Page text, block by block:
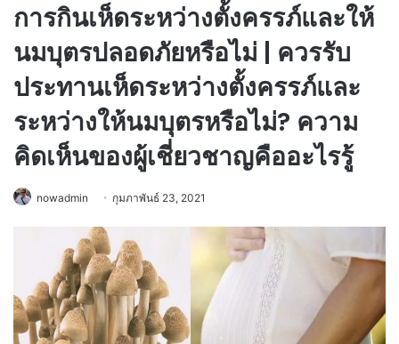
การกินเห็ดระหว่างตั้งครรภ์และให้
นมบุตรปลอดภัยหรือไม่ | ควรรับ
ประทานเห็ดระหว่างตั้งครรภ์และ
ระหว่างให้นมบุตรหรือไม่? ความ
คิดเห็นของผู้เชี่ยวชาญคืออะไรรู้
nowadmin กุมภาพันธ์ 23, 2021